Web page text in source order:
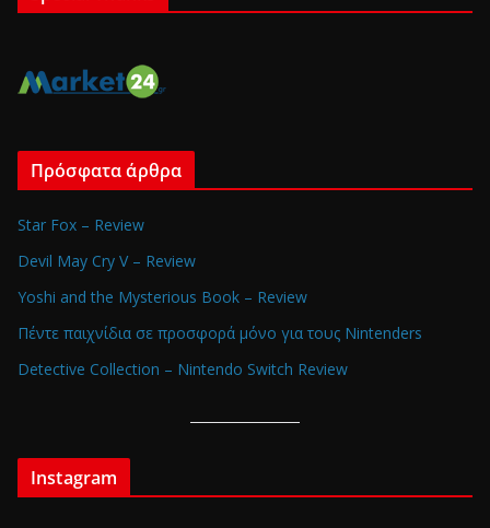
Πρόσφατα άρθρα
Star Fox – Review
Devil May Cry V – Review
Yoshi and the Mysterious Book – Review
Πέντε παιχνίδια σε προσφορά μόνο για τους Nintenders
Detective Collection – Nintendo Switch Review
Instagram